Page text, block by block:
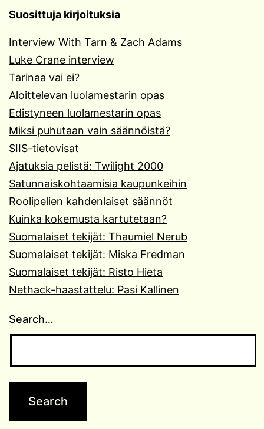
Suosittuja kirjoituksia
Interview With Tarn & Zach Adams
Luke Crane interview
Tarinaa vai ei?
Aloittelevan luolamestarin opas
Edistyneen luolamestarin opas
Miksi puhutaan vain säännöistä?
SIIS-tietovisat
Ajatuksia pelistä: Twilight 2000
Satunnaiskohtaamisia kaupunkeihin
Roolipelien kahdenlaiset säännöt
Kuinka kokemusta kartutetaan?
Suomalaiset tekijät: Thaumiel Nerub
Suomalaiset tekijät: Miska Fredman
Suomalaiset tekijät: Risto Hieta
Nethack-haastattelu: Pasi Kallinen
Search…